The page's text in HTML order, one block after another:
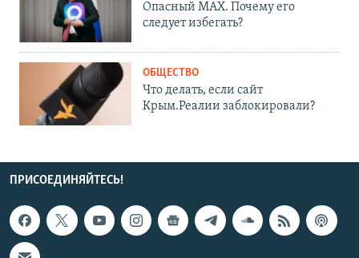
Опасный MAX. Почему его
следует избегать?
ОБЩЕСТВО
Что делать, если сайт
Крым.Реалии заблокировали?
ПРИСОЕДИНЯЙТЕСЬ!